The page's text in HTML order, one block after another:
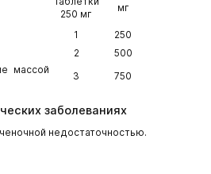
250 мг
мг
1
250
2
500
массой
3 750
заболеваниях
недостаточностью.